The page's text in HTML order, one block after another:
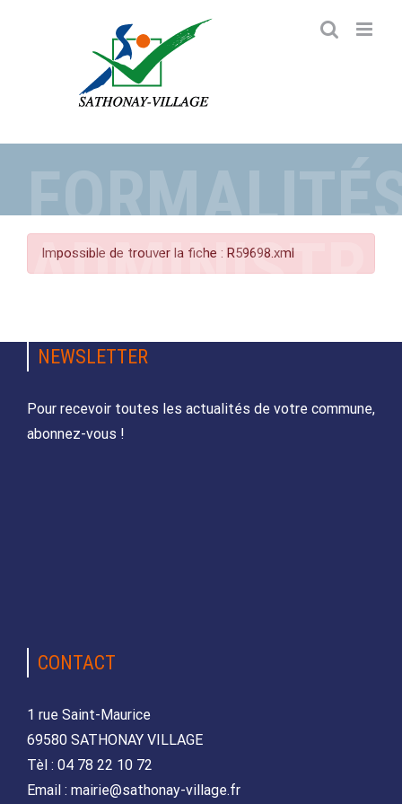
Impossible de trouver la fiche : R59698.xml
NEWSLETTER
Pour recevoir toutes les actualités de votre commune,
abonnez-vous !
CONTACT
1 rue Saint-Maurice
69580 SATHONAY VILLAGE
Tèl : 04 78 22 10 72
Email : mairie@sathonay-village.fr